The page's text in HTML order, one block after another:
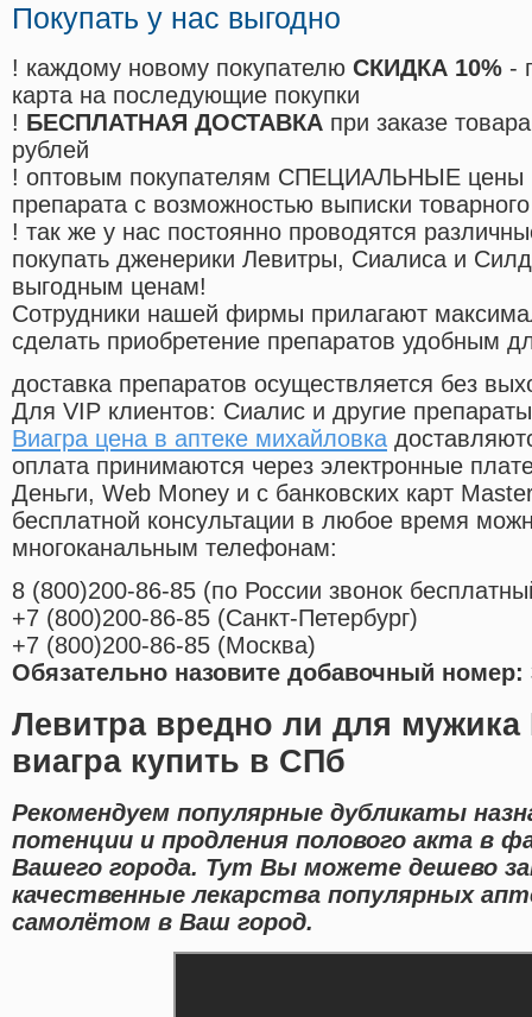
Покупать у нас выгодно
! каждому новому покупателю СКИДКА 10% -
карта на последующие покупки
! БЕСПЛАТНАЯ ДОСТАВКА при заказе
рублей
! оптовым покупателям СПЕЦИАЛЬНЫЕ цены
препарата с возможностью выписки
! так же у нас постоянно проводятся
покупать дженерики Левитры, Сиалиса и
выгодным ценам!
Cотрудники нашей фирмы прилагают
сделать приобретение препаратов удобным
доставка препаратов осуществляется без
Для VIP клиентов: Сиалис и другие
Виагра цена в аптеке михайловка
оплата принимаются через электронные
Деньги, Web Money и с банковских карт
бесплатной консультации в любое время
многоканальным телефонам:
8 (800)200-86-85 (по России звонок
+7 (800)200-86-85 (Санкт-Петербург)
+7 (800)200-86-85 (Москва)
Обязательно назовите добавочный номер:
Левитра вредно ли для
виагра купить в СПб
Рекомендуем популярные дубликаты
потенции и продления полового акта в
Вашего города. Тут Вы можете дешево
качественные лекарства популярных
самолётом в Ваш город.